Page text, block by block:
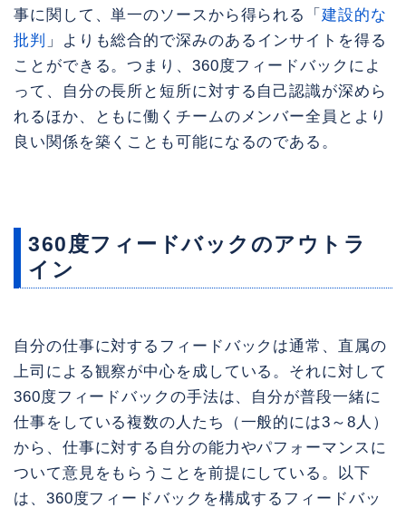
事に関して、単一のソースから得られる「建設的な
批判 」よりも総合的で深みのあるインサイトを得る
ことができる。つまり、360度フィードバックによ
って、自分の長所と短所に対する自己認識が深めら
れるほか、ともに働くチームのメンバー全員とより
良い関係を築くことも可能になるのである。
360度フィードバックのアウトラ
イン
自分の仕事に対するフィードバックは通常、直属の
上司による観察が中心を成している。それに対して
360度フィードバックの手法は、自分が普段一緒に
仕事をしている複数の人たち（一般的には3～8人）
から、仕事に対する自分の能力やパフォーマンスに
ついて意見をもらうことを前提にしている。以下
は、360度フィードバックを構成するフィードバッ